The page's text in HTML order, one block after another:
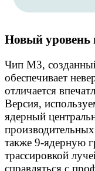
Новый уровень
Чип M3,
обеспечивает
отличается
Версия,
ядерный
также 9-ядерную
трассировкой
справляться с